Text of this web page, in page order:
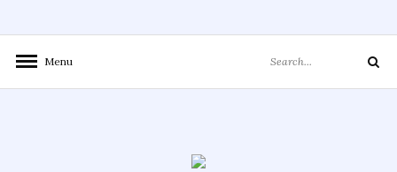
Menu
for:
Search